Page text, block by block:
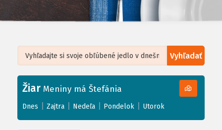
Vyhľadať
+
−
Leaflet| ©OpenStreetMap, Tiles courtesy ofHumanitarian OpenStreetMap
Žiar Meniny má Štefánia
Dnes Zajtra Nedeľa Pondelok Utorok